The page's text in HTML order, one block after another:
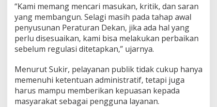
“Kami memang mencari masukan, kritik, dan saran
yang membangun. Selagi masih pada tahap awal
penyusunan Peraturan Dekan, jika ada hal yang
perlu disesuaikan, kami bisa melakukan perbaikan
sebelum regulasi ditetapkan,” ujarnya.
Menurut Sukir, pelayanan publik tidak cukup hanya
memenuhi ketentuan administratif, tetapi juga
harus mampu memberikan kepuasan kepada
masyarakat sebagai pengguna layanan.